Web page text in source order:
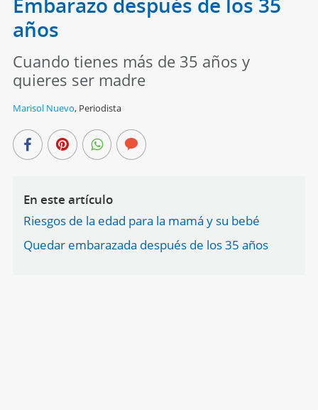
años
Cuando tienes más de 35 años y
quieres ser madre
Marisol Nuevo, Periodista
En este artículo
Riesgos de la edad para la mamá y su bebé
Quedar embarazada después de los 35 años